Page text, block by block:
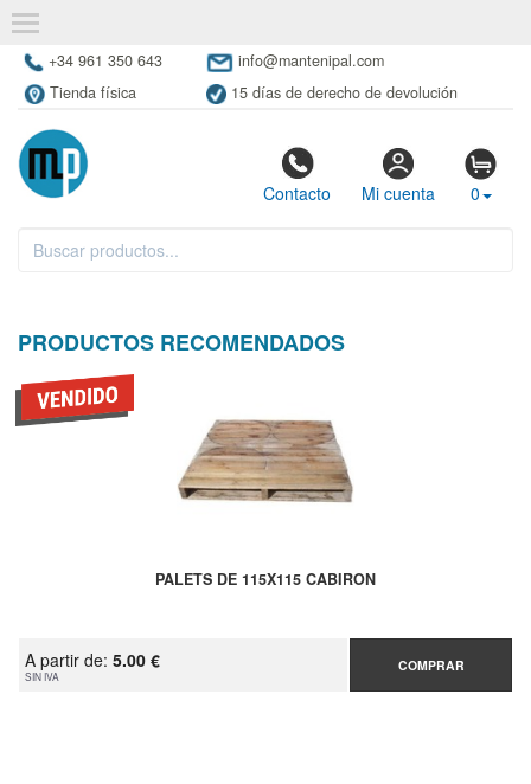
+34 961 350 643
info@mantenipal.com
Tienda física
15 días de derecho de devolución
Contacto Mi cuenta 0
PRODUCTOS RECOMENDADOS
PALETS DE 115X115 CABIRON
A partir de: 5.00 €
SIN IVA
COMPRAR